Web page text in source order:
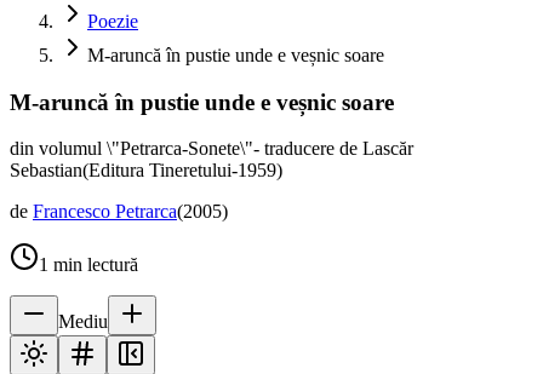
Poezie
M-aruncă în pustie unde e veșnic soare
M-aruncă în pustie unde e veșnic soare
din volumul \"Petrarca-Sonete\"- traducere de Lascăr
Sebastian(Editura Tineretului-1959)
de Francesco Petrarca(2005)
1 min lectură
Mediu